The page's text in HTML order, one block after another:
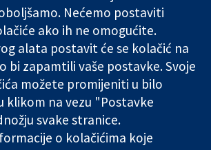
Kraljevstvo
O nama
Poslovi
Cochrane
Library
is a charity (no. 1045921) and a
(no. 03044323) registered in
registration number GB 718 2127 49.
Nećemo postaviti
ako ih ne omogućite.
alata postavit će se kolačić na
bi zapamtili vaše postavke. Svoje
možete promijeniti u bilo
klikom na vezu "Postavke
svake stranice.
o kolačićima koje